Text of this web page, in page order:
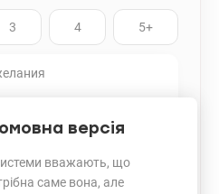
3 4 5+
версія
вважають, що
саме вона, але